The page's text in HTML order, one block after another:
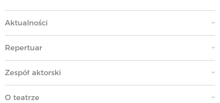
Aktualności
Repertuar
Zespół aktorski
O teatrze